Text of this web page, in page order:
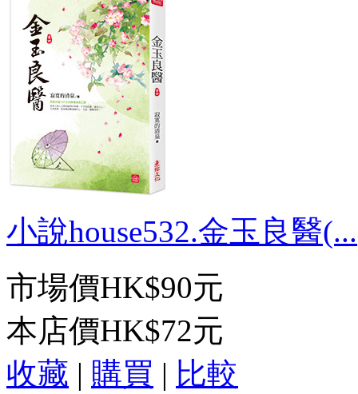
小說house532.金玉良醫(...
市場價HK$90元
本店價HK$72元
收藏 | 購買 | 比較